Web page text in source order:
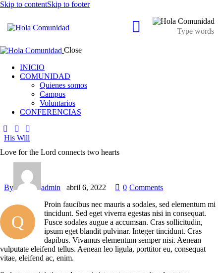
Skip to contentSkip to footer
Close
INICIO
COMUNIDAD
Quienes somos
Campus
Voluntarios
CONFERENCIAS
His Will
Love for the Lord connects two hearts
By admin abril 6, 2022 0 Comments
Q
Proin faucibus nec mauris a sodales, sed elementum mi
tincidunt. Sed eget viverra egestas nisi in consequat.
Fusce sodales augue a accumsan. Cras sollicitudin,
ipsum eget blandit pulvinar. Integer tincidunt. Cras
dapibus. Vivamus elementum semper nisi. Aenean
vulputate eleifend tellus. Aenean leo ligula, porttitor eu, consequat
vitae, eleifend ac, enim.